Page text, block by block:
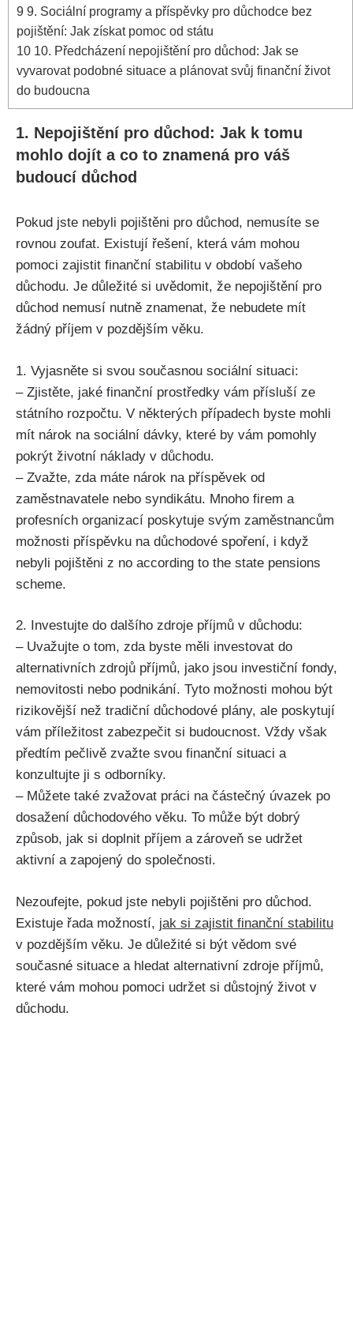
9 9. Sociální programy a příspěvky pro důchodce bez
pojištění: Jak získat pomoc od státu
10 10. Předcházení nepojištění pro důchod: Jak se
vyvarovat podobné situace a plánovat svůj finanční život
do budoucna
1. Nepojištění pro důchod: Jak k tomu
mohlo dojít a co to znamená pro váš
budoucí důchod
Pokud jste nebyli pojištěni pro důchod, nemusíte se
rovnou zoufat. Existují řešení, která vám mohou
pomoci zajistit finanční stabilitu v období vašeho
důchodu. Je důležité si uvědomit, že nepojištění pro
důchod nemusí nutně znamenat, že nebudete mít
žádný příjem v pozdějším věku.
1. Vyjasněte si svou současnou sociální situaci:
– Zjistěte, jaké finanční prostředky vám přísluší ze
státního rozpočtu. V některých případech byste mohli
mít nárok na sociální dávky, které by vám pomohly
pokrýt životní náklady v důchodu.
– Zvažte, zda máte nárok na příspěvek od
zaměstnavatele nebo syndikátu. Mnoho firem a
profesních organizací poskytuje svým zaměstnancům
možnosti příspěvku na důchodové spoření, i když
nebyli pojištěni z no according to the state pensions
scheme.
2. Investujte do dalšího zdroje příjmů v důchodu:
– Uvažujte o tom, zda byste měli investovat do
alternativních zdrojů příjmů, jako jsou investiční fondy,
nemovitosti nebo podnikání. Tyto možnosti mohou být
rizikovější než tradiční důchodové plány, ale poskytují
vám příležitost zabezpečit si budoucnost. Vždy však
předtím pečlivě zvažte svou finanční situaci a
konzultujte ji s odborníky.
– Můžete také zvažovat práci na částečný úvazek po
dosažení důchodového věku. To může být dobrý
způsob, jak si doplnit příjem a zároveň se udržet
aktivní a zapojený do společnosti.
Nezoufejte, pokud jste nebyli pojištěni pro důchod.
Existuje řada možností, jak si zajistit finanční stabilitu
v pozdějším věku. Je důležité si být vědom své
současné situace a hledat alternativní zdroje příjmů,
které vám mohou pomoci udržet si důstojný život v
důchodu.